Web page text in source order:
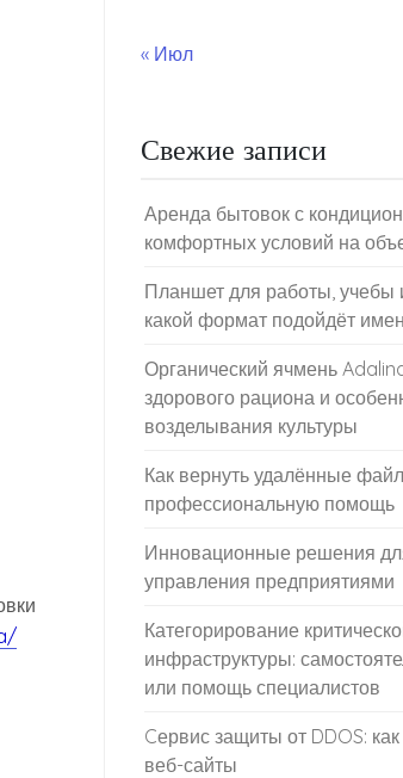
« Июл
Свежие записи
Аренда бытовок с
комфортных условий на
Планшет для работы, учебы
какой формат подойдёт
Органический ячмень
здорового рациона и
возделывания культуры
Как вернуть удалённые
профессиональную помощь
Инновационные решения
управления предприятиями
Категорирование
инфраструктуры:
или помощь специалистов
Cервис защиты от DDOS:
веб-сайты